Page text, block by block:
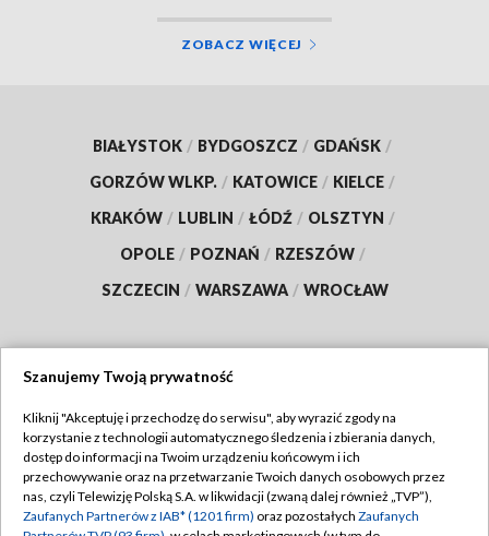
ZOBACZ WIĘCEJ
BIAŁYSTOK / BYDGOSZCZ / GDAŃSK /
GORZÓW WLKP. / KATOWICE / KIELCE /
KRAKÓW / LUBLIN / ŁÓDŹ / OLSZTYN /
OPOLE / POZNAŃ / RZESZÓW /
SZCZECIN / WARSZAWA / WROCŁAW
TVP
Abonament TVP
Emisja w TVP
Regulamin TVP
Polityka prywatności
Szanujemy Twoją prywatność
Kliknij "Akceptuję i przechodzę do serwisu", aby wyrazić zgody na
korzystanie z technologii automatycznego śledzenia i zbierania danych,
dostęp do informacji na Twoim urządzeniu końcowym i ich
przechowywanie oraz na przetwarzanie Twoich danych osobowych przez
nas, czyli Telewizję Polską S.A. w likwidacji (zwaną dalej również „TVP”),
Zaufanych Partnerów z IAB* (1201 firm) oraz pozostałych Zaufanych